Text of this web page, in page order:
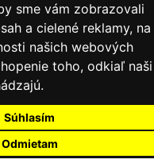
sme vám zobrazovali
a cielené reklamy, na
našich webových
toho, odkiaľ naši
Súhlasím
Odmietam
obchodné podmienky
údajov